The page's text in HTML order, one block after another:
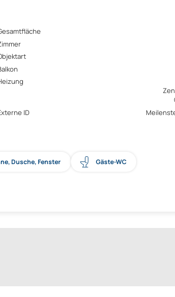
ID
Dusche, Fenster Gäste-WC